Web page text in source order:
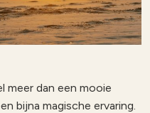
meer dan een mooie
bijna magische ervaring.